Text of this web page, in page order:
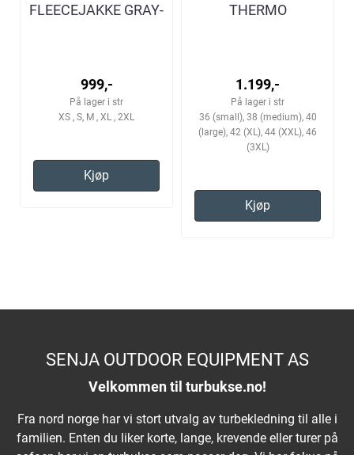
FLEECEJAKKE GRAY-
999,-
På lager i str
XS , S, M , XL , 2XL
Kjøp
THERMO
1.199,-
På lager i str
36 (small), 38 (medium), 40
(large), 42 (XL), 44 (XXL), 46
(3XL)
Kjøp
SENJA OUTDOOR EQUIPMENT AS
Velkommen til turbukse.no!
Fra nord norge har vi stort utvalg av turbekledning til alle i
familien. Enten du liker korte, lange, krevende eller turer på